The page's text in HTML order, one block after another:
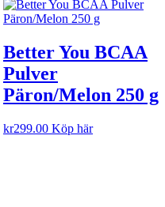
Better You BCAA
Pulver
Päron/Melon 250 g
kr299.00 Köp här